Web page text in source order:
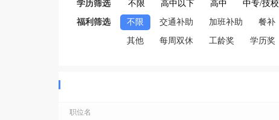
学历筛选 不限 高中以下 高中 中专/技校
福利筛选 不限 交通补助 加班补助 餐补
其他 每周双休 工龄奖 学历奖
职位名